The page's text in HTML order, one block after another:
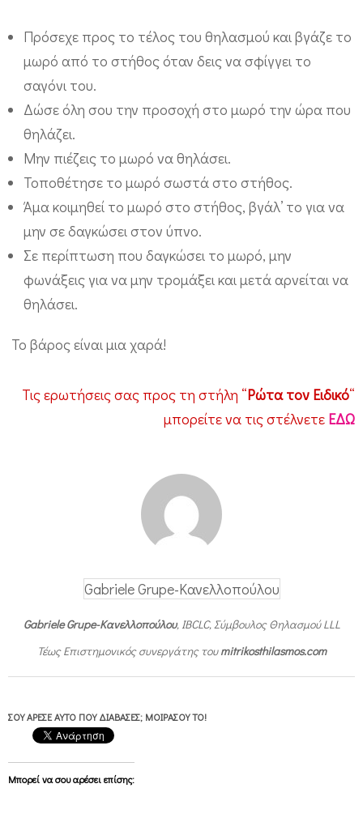
Πρόσεχε προς το τέλος του θηλασμού και βγάζε το
μωρό από το στήθος όταν δεις να σφίγγει το
σαγόνι του.
Δώσε όλη σου την προσοχή στο μωρό την ώρα που
θηλάζει.
Μην πιέζεις το μωρό να θηλάσει.
Τοποθέτησε το μωρό σωστά στο στήθος.
Άμα κοιμηθεί το μωρό στο στήθος, βγάλ’ το για να
μην σε δαγκώσει στον ύπνο.
Σε περίπτωση που δαγκώσει το μωρό, μην
φωνάξεις για να μην τρομάξει και μετά αρνείται να
θηλάσει.
Το βάρος είναι μια χαρά!
Τις ερωτήσεις σας προς τη στήλη “Ρώτα τον Ειδικό“
μπορείτε να τις στέλνετε ΕΔΩ
Gabriele Grupe-Κανελλοπούλου
Gabriele Grupe-Κανελλοπούλου, IBCLC, Σύμβουλος Θηλασμού LLL
Τέως Επιστημονικός συνεργάτης τουmitrikosthilasmos.com
ΣΟΥ ΆΡΕΣΕ ΑΥΤΌ ΠΟΥ ΔΙΆΒΑΣΕΣ; ΜΟΙΡΆΣΟΥ ΤΟ!
Μπορεί να σου αρέσει επίσης: